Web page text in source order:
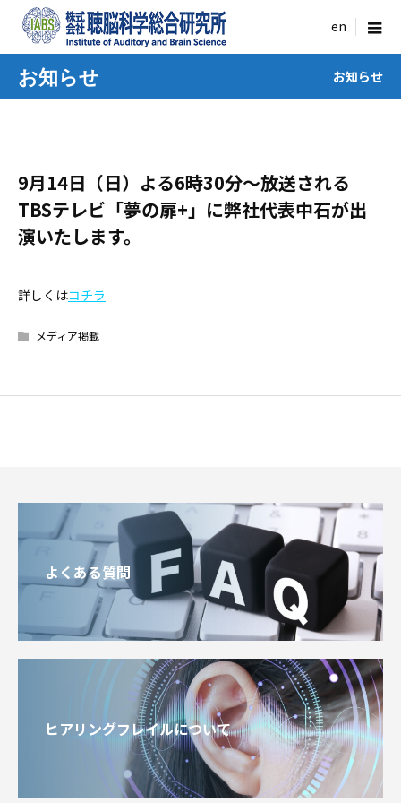
menu
お知らせ お知らせ
9月14日（日）よる6時30分～放送される
TBSテレビ「夢の扉+」に弊社代表中石が出
演いたします。
詳しくはコチラ
メディア掲載
よくある質問
ヒアリングフレイルについて